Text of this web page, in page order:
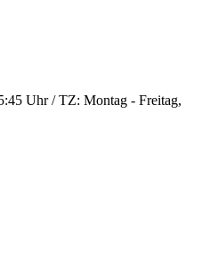
Uhr / TZ: Montag - Freitag,